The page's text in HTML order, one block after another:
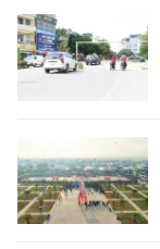
ĐỌC BÁO IN
中文
FRANÇAIS